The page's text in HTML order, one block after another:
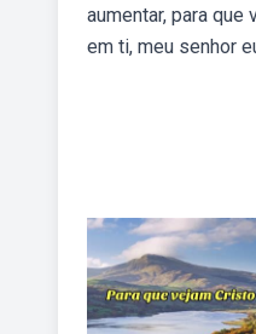
aumentar, para
em ti, meu senhor